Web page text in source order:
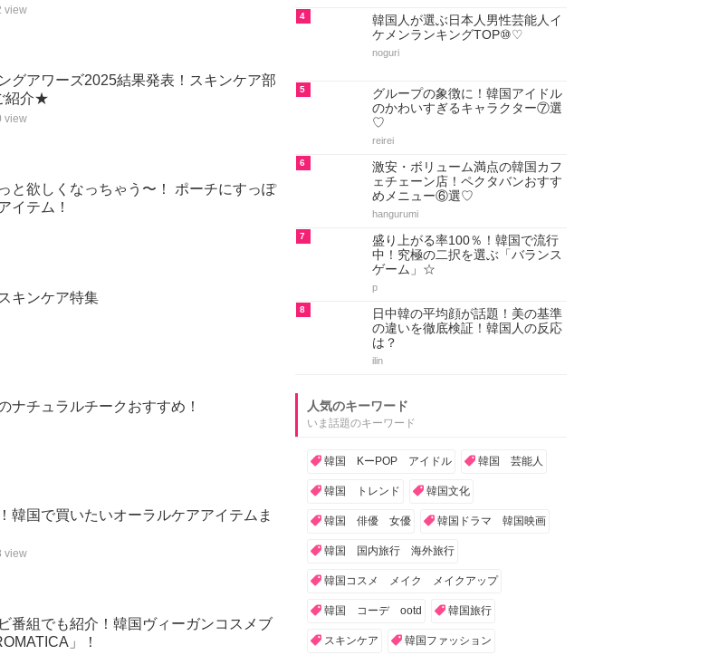
view
グアワーズ2025結果発表！スキンケア部
紹介★
view
と欲しくなっちゃう〜！ ポーチにすっぽ
イテム！
キンケア特集
ナチュラルチークおすすめ！
韓国で買いたいオーラルケアアイテムま
view
番組でも紹介！韓国ヴィーガンコスメブ
」！
4
韓国人が選ぶ日本人男性芸能人イ
ケメンランキングTOP⑩♡
noguri
5
グループの象徴に！韓国アイドル
のかわいすぎるキャラクター⑦選
♡
reirei
6
激安・ボリューム満点の韓国カフ
ェチェーン店！ペクタバンおすす
めメニュー⑥選♡
hangurumi
7
盛り上がる率100％！韓国で流行
中！究極の二択を選ぶ「バランス
ゲーム」☆
p
8
日中韓の平均顔が話題！美の基準
の違いを徹底検証！韓国人の反応
は？
ilin
人気のキーワード
いま話題のキーワード
韓国 KーPOP アイドル 韓国 芸能人
韓国 トレンド 韓国文化
韓国 俳優 女優 韓国ドラマ 韓国映画
韓国 国内旅行 海外旅行
韓国コスメ メイク メイクアップ
韓国 コーデ ootd 韓国旅行
スキンケア 韓国ファッション